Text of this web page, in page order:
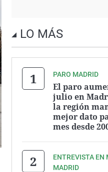
LO MÁS
PARO MADRID
El paro
julio en
la región
mejor dato
mes desde
ENTREVISTA EN
MADRID